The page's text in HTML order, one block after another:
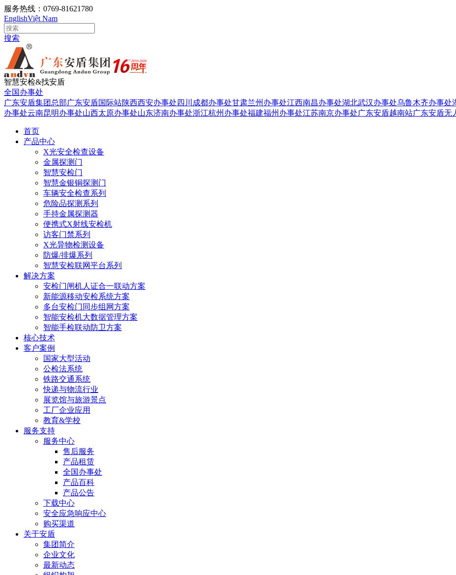
服务热线：0769-81621780
EnglishViệt Nam
搜索
智慧安检&找安盾
全国办事处
广东安盾集团总部广东安盾国际站陕西西安办事处 四川成都办事处甘肃兰州办事处江西南昌办事处湖北武汉办事处乌鲁木齐办事处
办事处云南昆明办事处山西太原办事处山东济南办事处浙江杭州办事处福建福州办事处江苏南京办事处广东安盾越南站广东安盾无
首页
产品中心
X光安全检查设备
金属探测门
智慧安检门
智慧金银铜探测门
车辆安全检查系列
危险品探测系列
手持金属探测器
便携式X射线安检机
访客门禁系列
X光异物检测设备
防爆/排爆系列
智慧安检联网平台系列
解决方案
安检门闸机人证合一联动方案
新能源移动安检系统方案
多台安检门同步组网方案
智能安检机大数据管理方案
智能手检联动防卫方案
核心技术
客户案例
国家大型活动
公检法系统
铁路交通系统
快递与物流行业
展览馆与旅游景点
工厂企业应用
教育&学校
服务支持
服务中心
售后服务
产品租赁
全国办事处
产品百科
产品公告
下载中心
安全应急响应中心
购买渠道
关于安盾
集团简介
企业文化
最新动态